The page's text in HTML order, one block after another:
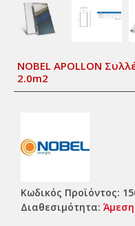
NOBEL APOLLON
2.0m2
Κωδικός Προϊόντος:
Διαθεσιμότητα: